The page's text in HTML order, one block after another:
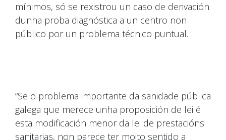
mínimos, só se rexistrou un caso de derivación
dunha proba diagnóstica a un centro non
público por un problema técnico puntual.
“Se o problema importante da sanidade pública
galega que merece unha proposición de lei é
esta modificación menor da lei de prestacións
sanitarias, non parece ter moito sentido a